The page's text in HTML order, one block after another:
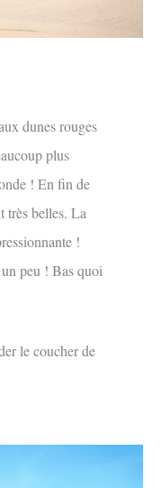
dunes rouges
plus
! En fin de
très belles. La
!
peu ! Bas quoi
le coucher de